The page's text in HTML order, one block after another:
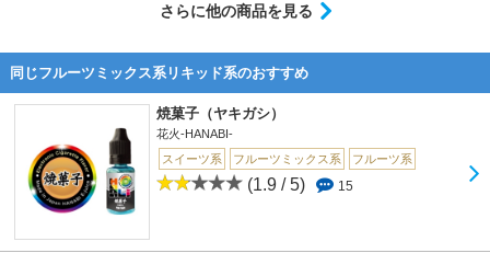
さらに他の商品を見る
同じフルーツミックス系リキッド系のおすすめ
焼菓子（ヤキガシ）
花火-HANABI-
スイーツ系
フルーツミックス系 フルーツ系
(1.9 / 5) 15